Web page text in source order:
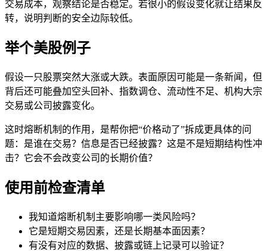
交易成本，观察结论是否稳定。若很小的假设变化就让结果反
转，说明判断的安全边际较低。
举个美股例子
假设一只股票突然大涨或大跌。表面原因可能是一条新闻，但
背后还可能叠加空头回补、指数调仓、流动性不足、机构大宗
交易或公司披露变化。
这时熔断机制的作用，是帮你把“价格动了”拆成更具体的问
题：是谁在交易？信息是否已经披露？这是不是短期结构性冲
击？它会不会改变公司的长期价值？
使用前检查清单
我知道熔断机制主要影响哪一类风险吗？
它是短期交易因素，还是长期基本面因素？
有没有对应的数据、披露或链上记录可以验证？